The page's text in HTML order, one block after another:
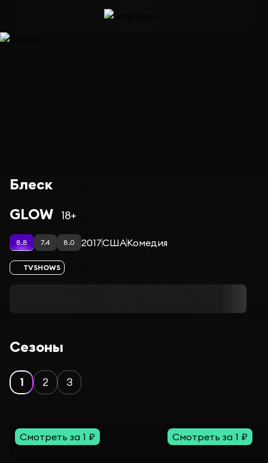
Блеск
GLOW 18+
8.8 7.4 8.0 2017СШАКомедия
TVSHOWS
Сезоны
1 2 3
Смотреть за 1 ₽ Смотреть за 1 ₽